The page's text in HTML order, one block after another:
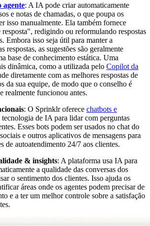
agente: A IA pode criar automaticamente
e notas de chamadas, o que poupa os
isso manualmente. Ela também fornece
resposta", redigindo ou reformulando respostas
Embora isso seja útil para manter a
respostas, as sugestões são geralmente
base de conhecimento estática. Uma
dinâmica, como a utilizada pelo Copilot da
diretamente com as melhores respostas de
da sua equipe, de modo que o conselho é
realmente funcionou antes.
: O Sprinklr oferece chatbots e
tecnologia de IA para lidar com perguntas
Esses bots podem ser usados no chat do
e outros aplicativos de mensagens para
de autoatendimento 24/7 aos clientes.
& insights: A plataforma usa IA para
a qualidade das conversas dos
o sentimento dos clientes. Isso ajuda os
áreas onde os agentes podem precisar de
e a ter um melhor controle sobre a satisfação